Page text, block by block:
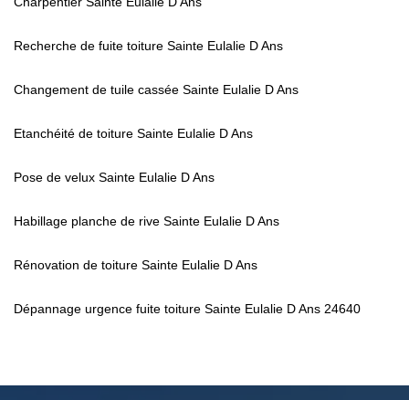
Recherche de fuite toiture Sainte Eulalie D Ans
Changement de tuile cassée Sainte Eulalie D Ans
Etanchéité de toiture Sainte Eulalie D Ans
Pose de velux Sainte Eulalie D Ans
Habillage planche de rive Sainte Eulalie D Ans
Rénovation de toiture Sainte Eulalie D Ans
Dépannage urgence fuite toiture Sainte Eulalie D Ans 24640